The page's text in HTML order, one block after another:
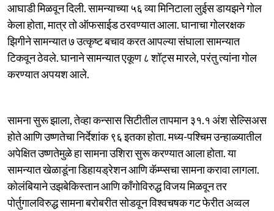
आघाडी मिळवून दिली. सामन्याच्या ५६ व्या मिनिटाला लुईस डायझने गोल
केला होता, मात्र तो ऑफसाईड ठरवण्यात आला. घानाचा गोलरक्षक
झिगीने सामन्यात ७ उत्कृष्ट बचाव करत आपल्या संघाला सामन्यात
टिकवून ठेवले. घानाने सामन्यात एकूण ८ शॉट्स मारले, परंतु त्यांना गोल
करण्यात अपयश आले.
सामना सुरू झाला, तेव्हा कन्सास सिटीतील तापमान ३१.१ अंश सेल्सिअस
होते आणि उष्णतेचा निर्देशांक ९६ इतका होता. मध्य-पश्चिम उन्हाळ्यातील
अपेक्षित उष्णतेमुळे हा सामना उशिरा सुरू करण्यात आला होता. या
सामन्यात खेळाडूंना डिहायड्रेशन आणि कॅम्प्सचा सामना करावा लागला.
कोलंबियाने उझबेकिस्तान आणि काँगोविरुद्ध विजय मिळवून तर
पोर्तुगालविरुद्ध सामना बरोबरीत सोडवून विश्वचषक गट फेरीत अव्वल